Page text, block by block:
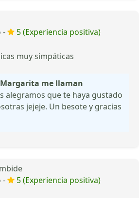
-
5 (Experiencia positiva)
muy simpáticas
Margarita me llaman
alegramos que te haya gustado
jejeje. Un besote y gracias
-
5 (Experiencia positiva)